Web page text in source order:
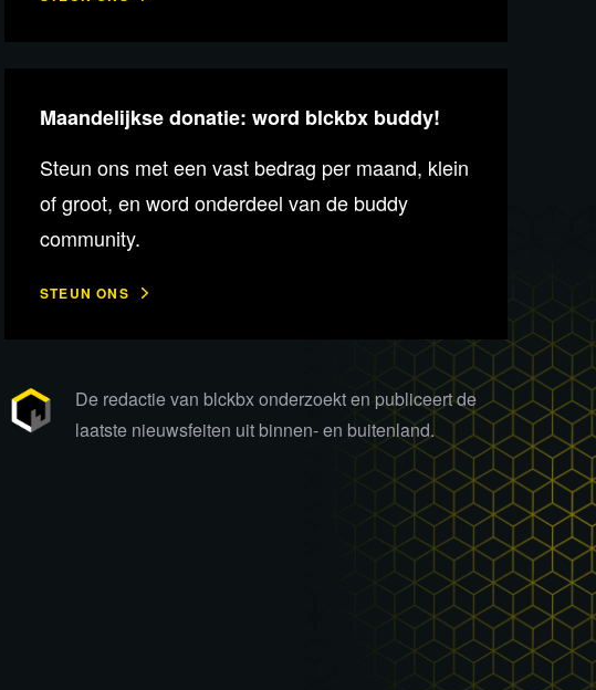
Maandelijkse donatie: word blckbx buddy!
Steun ons met een vast bedrag per maand, klein
of groot, en word onderdeel van de buddy
community.
STEUN ONS
De redactie van blckbx onderzoekt en publiceert de
laatste nieuwsfeiten uit binnen- en buitenland.